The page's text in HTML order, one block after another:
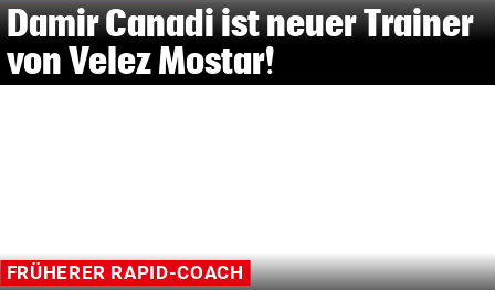
Damir Canadi ist neuer Trainer
von Velez Mostar!
FRÜHERER RAPID-COACH